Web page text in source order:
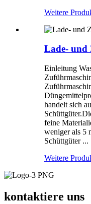
Weitere
Lade- und
Einleitung
handelt sich
feine
weniger als 5
Schüttgüter ...
Weitere
kontaktiere uns